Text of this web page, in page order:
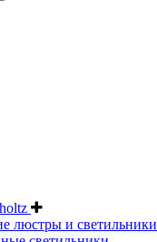
люстры и светильники